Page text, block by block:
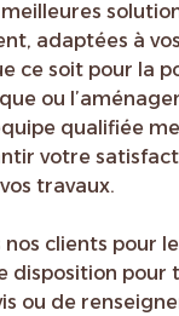
adaptées à
ce soit pour la
ou
qualifiée
votre
travaux.
clients pour
disposition pour
ou de